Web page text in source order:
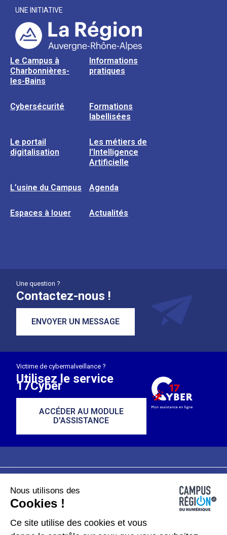
UNE INITIATIVE
Le Campus à
Charbonnières-
les-Bains
Informations
pratiques
Cybersécurité
Formations
labellisées
Le portail
digitalisation
Les métiers de
l’Intelligence
Artificielle
L’usine du Campus Agenda
Espaces à louer Actualités
Une question ?
Contactez-nous !
ENVOYER UN MESSAGE
Victime de cybermalveillance ?
Utilisez le service
17Cyber
ACCÉDER AU MODULE
D'ASSISTANCE
Plan du site
Données personnelles
Nous utilisons des
Cookies !
Ce site utilise des cookies et vous